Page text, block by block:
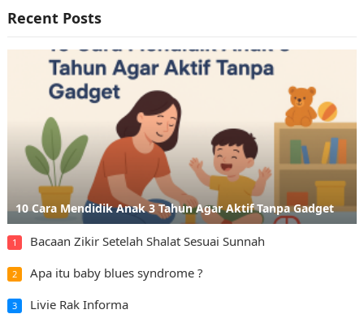
Recent Posts
10 Cara Mendidik Anak 3 Tahun Agar Aktif Tanpa Gadget
1 Bacaan Zikir Setelah Shalat Sesuai Sunnah
2 Apa itu baby blues syndrome ?
3 Livie Rak Informa